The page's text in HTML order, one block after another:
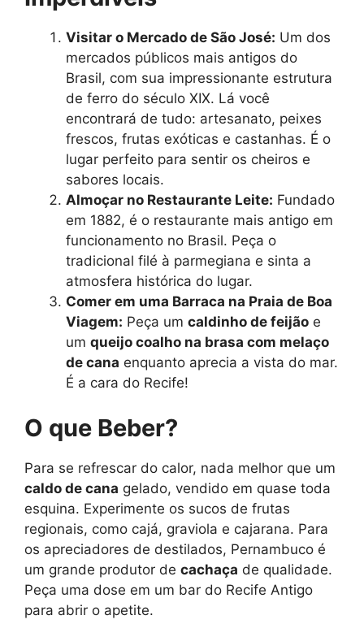
Visitar o Mercado de São José: Um dos
mercados públicos mais antigos do
Brasil, com sua impressionante estrutura
de ferro do século XIX. Lá você
encontrará de tudo: artesanato, peixes
frescos, frutas exóticas e castanhas. É o
lugar perfeito para sentir os cheiros e
sabores locais.
Almoçar no Restaurante Leite: Fundado
em 1882, é o restaurante mais antigo em
funcionamento no Brasil. Peça o
tradicional filé à parmegiana e sinta a
atmosfera histórica do lugar.
Comer em uma Barraca na Praia de Boa
Viagem: Peça um caldinho de feijão e
um queijo coalho na brasa com melaço
de cana enquanto aprecia a vista do mar.
É a cara do Recife!
O que Beber?
Para se refrescar do calor, nada melhor que um
caldo de cana gelado, vendido em quase toda
esquina. Experimente os sucos de frutas
regionais, como cajá, graviola e cajarana. Para
os apreciadores de destilados, Pernambuco é
um grande produtor de cachaça de qualidade.
Peça uma dose em um bar do Recife Antigo
para abrir o apetite.